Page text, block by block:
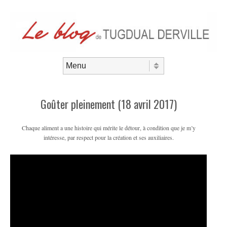
Goûter pleinement (18 avril 2017)
Chaque aliment a une histoire qui mérite le détour, à condition que je m’y
intéresse, par respect pour la création et ses auxiliaires.